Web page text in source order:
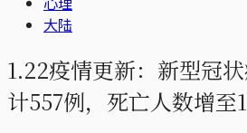
大陆
1.22疫情更新：新型冠
计557例，死亡人数增至